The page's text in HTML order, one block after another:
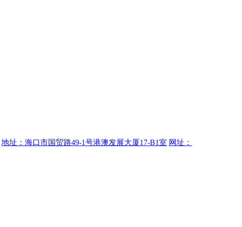
地址：海口市国贸路49-1号港澳发展大厦17-B1室 网址：